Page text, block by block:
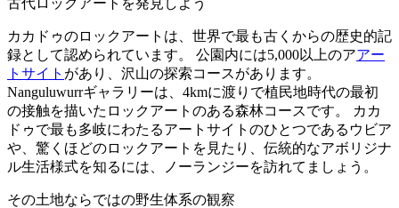
カカドゥのロックアートは、世界で最も古くからの歴史的記
録として認められています。 公園内には5,000以上のアアー
トサイト があり、沢山の探索コースがあります。
Nanguluwurrギャラリーは、4kmに渡りで植民地時代の最初
の接触を描いたロックアートのある森林コースです。 カカ
ドゥで最も多岐にわたるアートサイトのひとつであるウビア
や、驚くほどのロックアートを見たり、伝統的なアボリジナ
ル生活様式を知るには、ノーランジーを訪れてましょう。
その土地ならではの野生体系の観察